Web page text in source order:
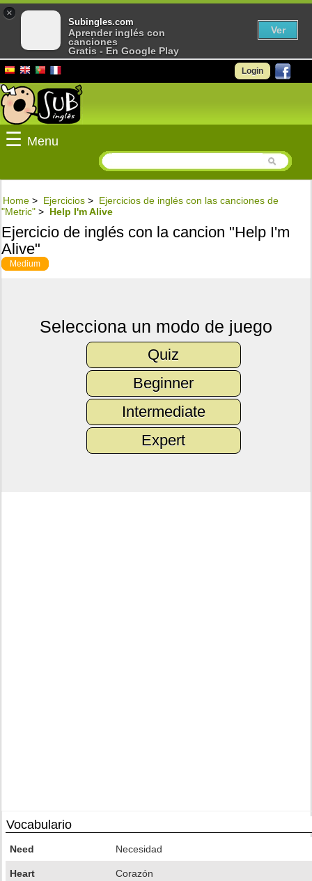
Login
☰ Menu
Home > Ejercicios > Ejercicios de inglés con las canciones de
"Metric" > Help I'm Alive
Ejercicio de inglés con la cancion "Help I'm
Alive"
Medium
Selecciona un modo de juego
Quiz
Beginner
Intermediate
Expert
Vocabulario
Need Necesidad
Heart Corazón
×
Subingles.com
Aprender inglés con
canciones
Gratis - En Google Play
Ver